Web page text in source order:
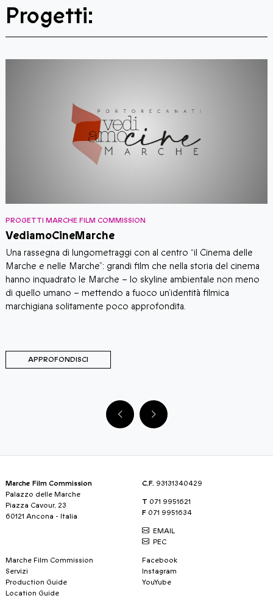
Progetti:
PROGETTI MARCHE FILM COMMISSION
VediamoCineMarche
​​Una rassegna di lungometraggi con al centro “il Cinema delle
Marche e nelle Marche”: grandi film che nella storia del cinema
hanno inquadrato le Marche – lo skyline ambientale non meno
di quello umano – mettendo a fuoco un’identità filmica
marchigiana solitamente poco approfondita.
APPROFONDISCI
Marche Film Commission
Palazzo delle Marche
Piazza Cavour, 23
60121 Ancona - Italia
C.F. 93131340429
T 071 9951621
F 071 9951634
EMAIL
PEC
Marche Film Commission
Servizi
Production Guide
Location Guide
Facebook
Instagram
YouYube